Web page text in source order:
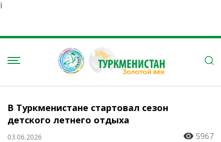
Ï
В Туркменистане стартовал сезон
детского летнего отдыха
03.06.2026 5967